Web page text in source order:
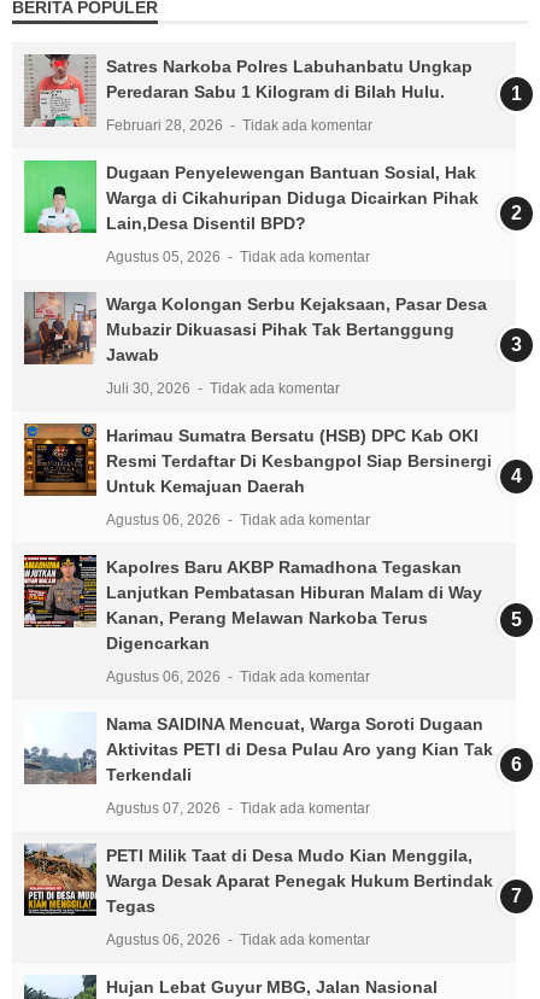
BERITA POPULER
Satres Narkoba Polres Labuhanbatu Ungkap
Peredaran Sabu 1 Kilogram di Bilah Hulu.
Februari 28, 2026 Tidak ada komentar
Dugaan Penyelewengan Bantuan Sosial, Hak
Warga di Cikahuripan Diduga Dicairkan Pihak
Lain,Desa Disentil BPD?
Agustus 05, 2026 Tidak ada komentar
Warga Kolongan Serbu Kejaksaan, Pasar Desa
Mubazir Dikuasasi Pihak Tak Bertanggung
Jawab
Juli 30, 2026 Tidak ada komentar
Harimau Sumatra Bersatu (HSB) DPC Kab OKI
Resmi Terdaftar Di Kesbangpol Siap Bersinergi
Untuk Kemajuan Daerah
Agustus 06, 2026 Tidak ada komentar
Kapolres Baru AKBP Ramadhona Tegaskan
Lanjutkan Pembatasan Hiburan Malam di Way
Kanan, Perang Melawan Narkoba Terus
Digencarkan
Agustus 06, 2026 Tidak ada komentar
Nama SAIDINA Mencuat, Warga Soroti Dugaan
Aktivitas PETI di Desa Pulau Aro yang Kian Tak
Terkendali
Agustus 07, 2026 Tidak ada komentar
PETI Milik Taat di Desa Mudo Kian Menggila,
Warga Desak Aparat Penegak Hukum Bertindak
Tegas
Agustus 06, 2026 Tidak ada komentar
Hujan Lebat Guyur MBG, Jalan Nasional